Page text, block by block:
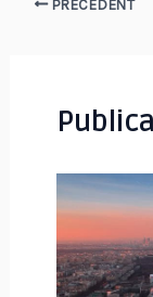
PRÉCÉDENT